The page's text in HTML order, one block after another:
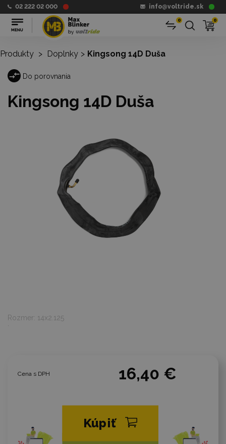
02 222 02 000 info@voltride.sk
0 0
Produkty > Doplnky > Kingsong 14D Duša
Do porovnania
Kingsong 14D Duša
Rozmer: 14x2.125
`
Cena s DPH 16,40 €
Kúpiť